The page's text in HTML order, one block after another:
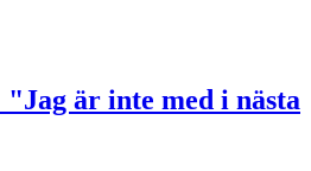
är inte med i nästa